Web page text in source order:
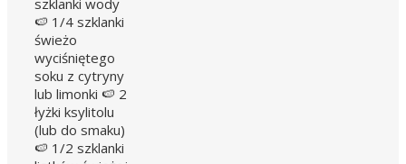
🍉 1/4 szklanki
świeżo
wyciśniętego
soku z cytryny
lub limonki 🍉 2
łyżki ksylitolu
(lub do smaku)
🍉 1/2 szklanki